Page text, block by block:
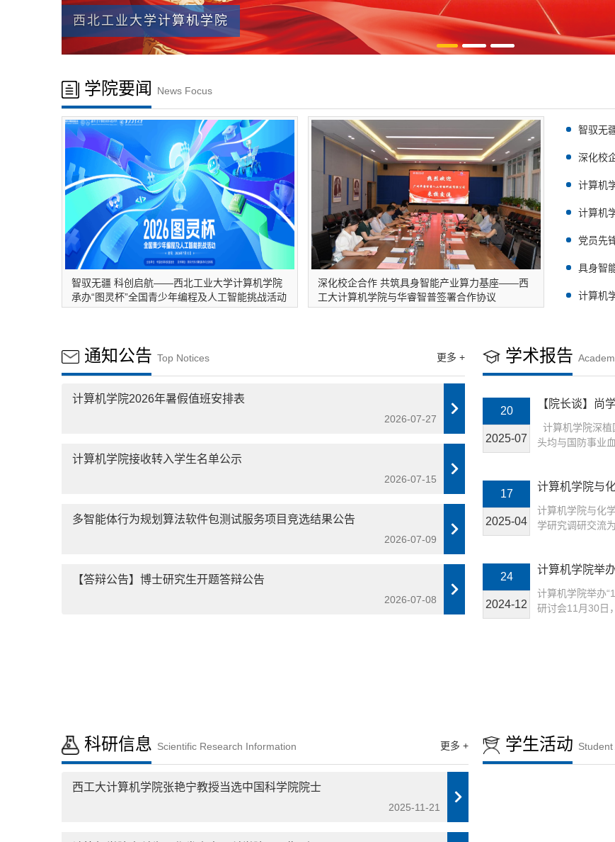
西北工业大学计算机学院
学院要闻 News Focus
智驭无疆 科创启航——西北工业大学计算机学院
承办“图灵杯”全国青少年编程及人工智能挑战活动
深化校企合作 共筑具身智能产业算力基座——西
工大计算机学院与华睿智普签署合作协议
智驭无
深化校
计算机
计算机
党员先
具身智
计算机
通知公告 Top Notices 更多 +
计算机学院2026年暑假值班安排表
2026-07-27
计算机学院接收转入学生名单公示
2026-07-15
多智能体行为规划算法软件包测试服务项目竞选结果公告
2026-07-09
【答辩公告】博士研究生开题答辩公告
2026-07-08
学术报告
20
2025-07
【院长谈】尚
研究实践
计算机学院深
头均与国防事业
学科建设目标，
沿，构建了融合
法应用与系统平
能发展提供核心
争加剧与关键核
17
2025-04
计算机学院与
计算机学院与化
学研究调研交流
展，培育形成学
开展以“聚焦交叉
会。化学与化工
24
2024-12
计算机学院举
计算机学院举办
研讨会11月30日
书记周国昌、
科研信息 Scientific Research Information 更多 +
西工大计算机学院张艳宁教授当选中国科学院院士
2025-11-21
学生活动